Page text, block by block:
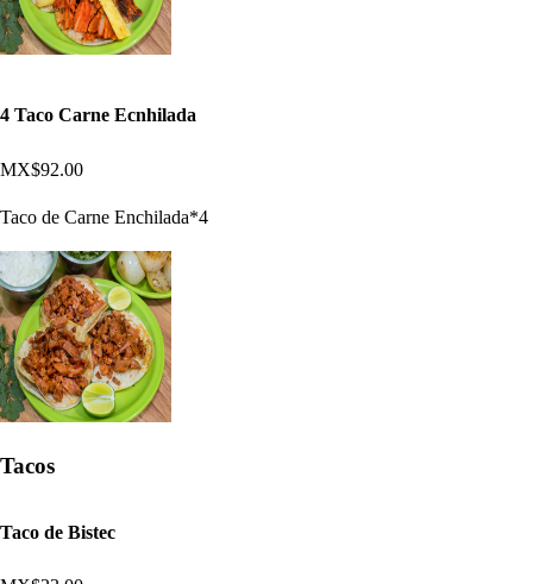
4 Taco Carne Ecnhilada
MX$92.00
Taco de Carne Enchilada*4
Tacos
Taco de Bistec